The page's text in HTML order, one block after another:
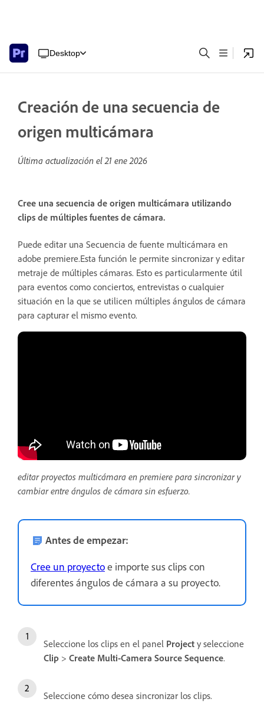
Desktop
Creación de una secuencia de
origen multicámara
Última actualización el21 ene 2026
Cree una secuencia de origen multicámara utilizando
clips de múltiples fuentes de cámara.
Puede editar una Secuencia de fuente multicámara en
adobe premiere.Esta función le permite sincronizar y editar
metraje de múltiples cámaras. Esto es particularmente útil
para eventos como conciertos, entrevistas o cualquier
situación en la que se utilicen múltiples ángulos de cámara
para capturar el mismo evento.
editar proyectos multicámara en premiere para sincronizar y
cambiar entre ángulos de cámara sin esfuerzo.
Antes de empezar:
Cree un proyectoe importe sus clips con
diferentes ángulos de cámara a su proyecto.
Seleccione los clips en el panel Project y seleccione
Clip > Create Multi-Camera Source Sequence.
Seleccione cómo desea sincronizar los clips.